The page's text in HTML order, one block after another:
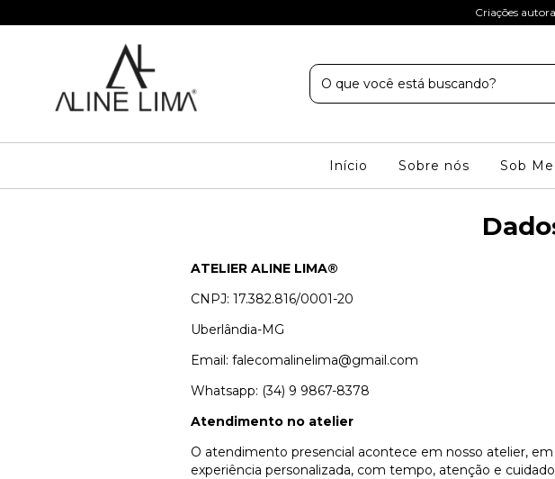
Criações
Início Sobre nós Sob
ATELIER ALINE LIMA®
CNPJ: 17.382.816/0001-20
Uberlândia-MG
Email: falecomalinelima@gmail.com
Whatsapp: (34) 9 9867-8378
Atendimento no atelier
O atendimento presencial acontece em nosso atelier, em
experiência personalizada, com tempo, atenção e